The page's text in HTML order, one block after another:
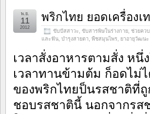
พริกไทย ยอดเครื่องเ
ขับปัสสาวะ ขับสารพิษในร่างกาย ช่วยคว
และฟัน บำรุงสายตา พืชสมุนไพร ยาอายุวัฒนะ
พ.ย.
11
2012
เวลาสั่งอาหารตามสั่ง ห
เวลาทานข้ามต้ม ก็อดไม่
ของพริกไทยป็นรสชาติที่
ชอบรสชาตินี้ นอกจากรส